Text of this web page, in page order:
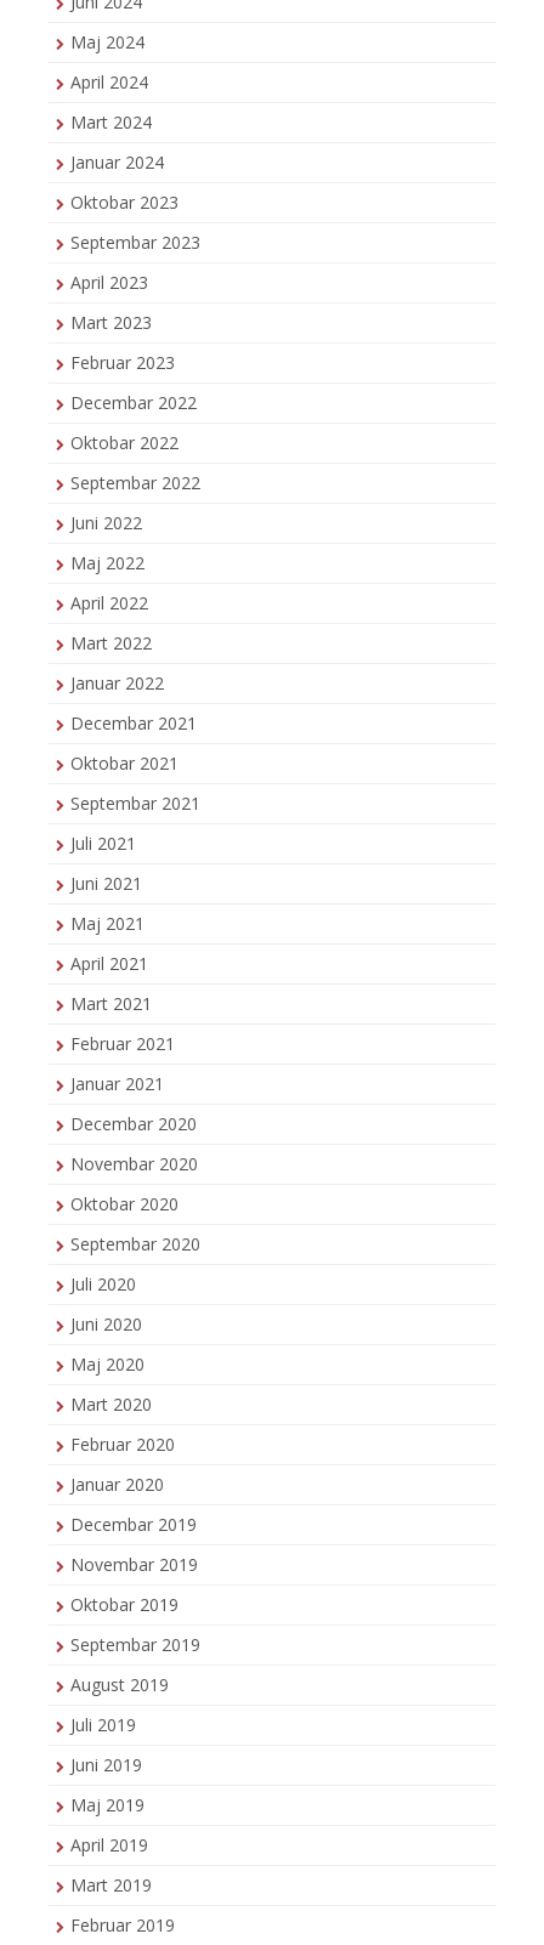
Maj 2024
April 2024
Mart 2024
Januar 2024
Oktobar 2023
Septembar 2023
April 2023
Mart 2023
Februar 2023
Decembar 2022
Oktobar 2022
Septembar 2022
Juni 2022
Maj 2022
April 2022
Mart 2022
Januar 2022
Decembar 2021
Oktobar 2021
Septembar 2021
Juli 2021
Juni 2021
Maj 2021
April 2021
Mart 2021
Februar 2021
Januar 2021
Decembar 2020
Novembar 2020
Oktobar 2020
Septembar 2020
Juli 2020
Juni 2020
Maj 2020
Mart 2020
Februar 2020
Januar 2020
Decembar 2019
Novembar 2019
Oktobar 2019
Septembar 2019
August 2019
Juli 2019
Juni 2019
Maj 2019
April 2019
Mart 2019
Februar 2019